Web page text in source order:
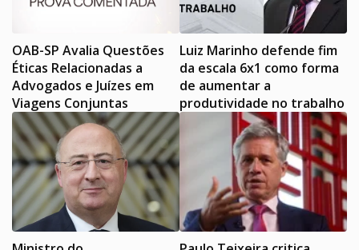
OAB-SP Avalia Questões
Éticas Relacionadas a
Advogados e Juízes em
Viagens Conjuntas
Luiz Marinho defende fim
da escala 6x1 como forma
de aumentar a
produtividade no trabalho